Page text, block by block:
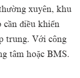
xuyên, khu
cần điều khiển
trung. Với công
tâm hoặc BMS.